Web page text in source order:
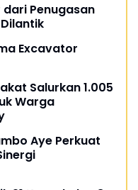
Penugasan
Excavator
Salurkan 1.005
Warga
Aye Perkuat